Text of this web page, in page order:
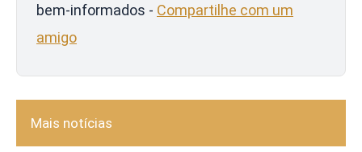
bem-informados - Compartilhe com um
amigo
Mais notícias